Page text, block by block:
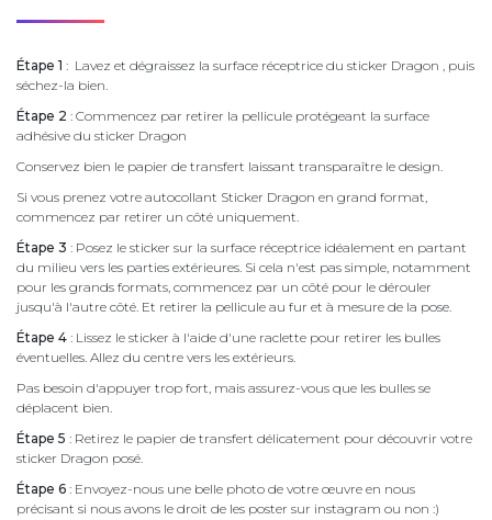
Étape 1 : Lavez et dégraissez la surface réceptrice du sticker Dragon , puis
séchez-la bien.
Étape 2 : Commencez par retirer la pellicule protégeant la surface
adhésive du sticker Dragon
Conservez bien le papier de transfert laissant transparaître le design.
Si vous prenez votre autocollant Sticker Dragon en grand format,
commencez par retirer un côté uniquement.
Étape 3 : Posez le sticker sur la surface réceptrice idéalement en partant
du milieu vers les parties extérieures. Si cela n'est pas simple, notamment
pour les grands formats, commencez par un côté pour le dérouler
jusqu'à l'autre côté. Et retirer la pellicule au fur et à mesure de la pose.
Étape 4 : Lissez le sticker à l'aide d'une raclette pour retirer les bulles
éventuelles. Allez du centre vers les extérieurs.
Pas besoin d'appuyer trop fort, mais assurez-vous que les bulles se
déplacent bien.
Étape 5 : Retirez le papier de transfert délicatement pour découvrir votre
sticker Dragon posé.
Étape 6 : Envoyez-nous une belle photo de votre œuvre en nous
précisant si nous avons le droit de les poster sur instagram ou non :)